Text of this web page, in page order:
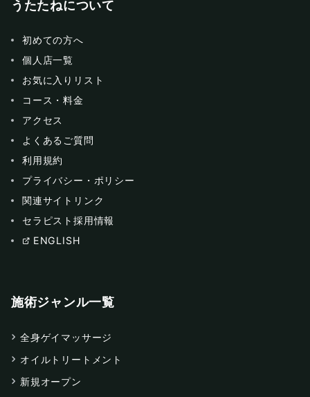
うたたねについて
初めての方へ
個人店一覧
お気に入りリスト
コース・料金
アクセス
よくあるご質問
利用規約
プライバシー・ポリシー
関連サイトリンク
セラピスト採用情報
ENGLISH
施術ジャンル一覧
全身ゲイマッサージ
オイルトリートメント
新規オープン